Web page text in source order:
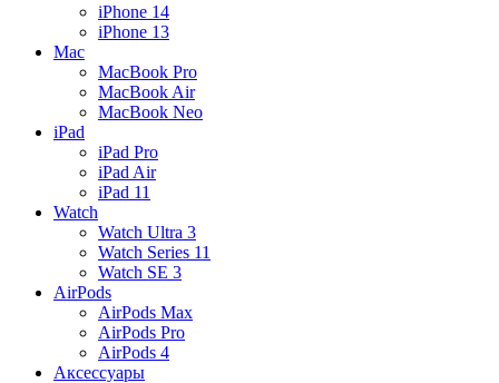
iPhone 14
iPhone 13
Mac
MacBook Pro
MacBook Air
MacBook Neo
iPad
iPad Pro
iPad Air
iPad 11
Watch
Watch Ultra 3
Watch Series 11
Watch SE 3
AirPods
AirPods Max
AirPods Pro
AirPods 4
Аксессуары